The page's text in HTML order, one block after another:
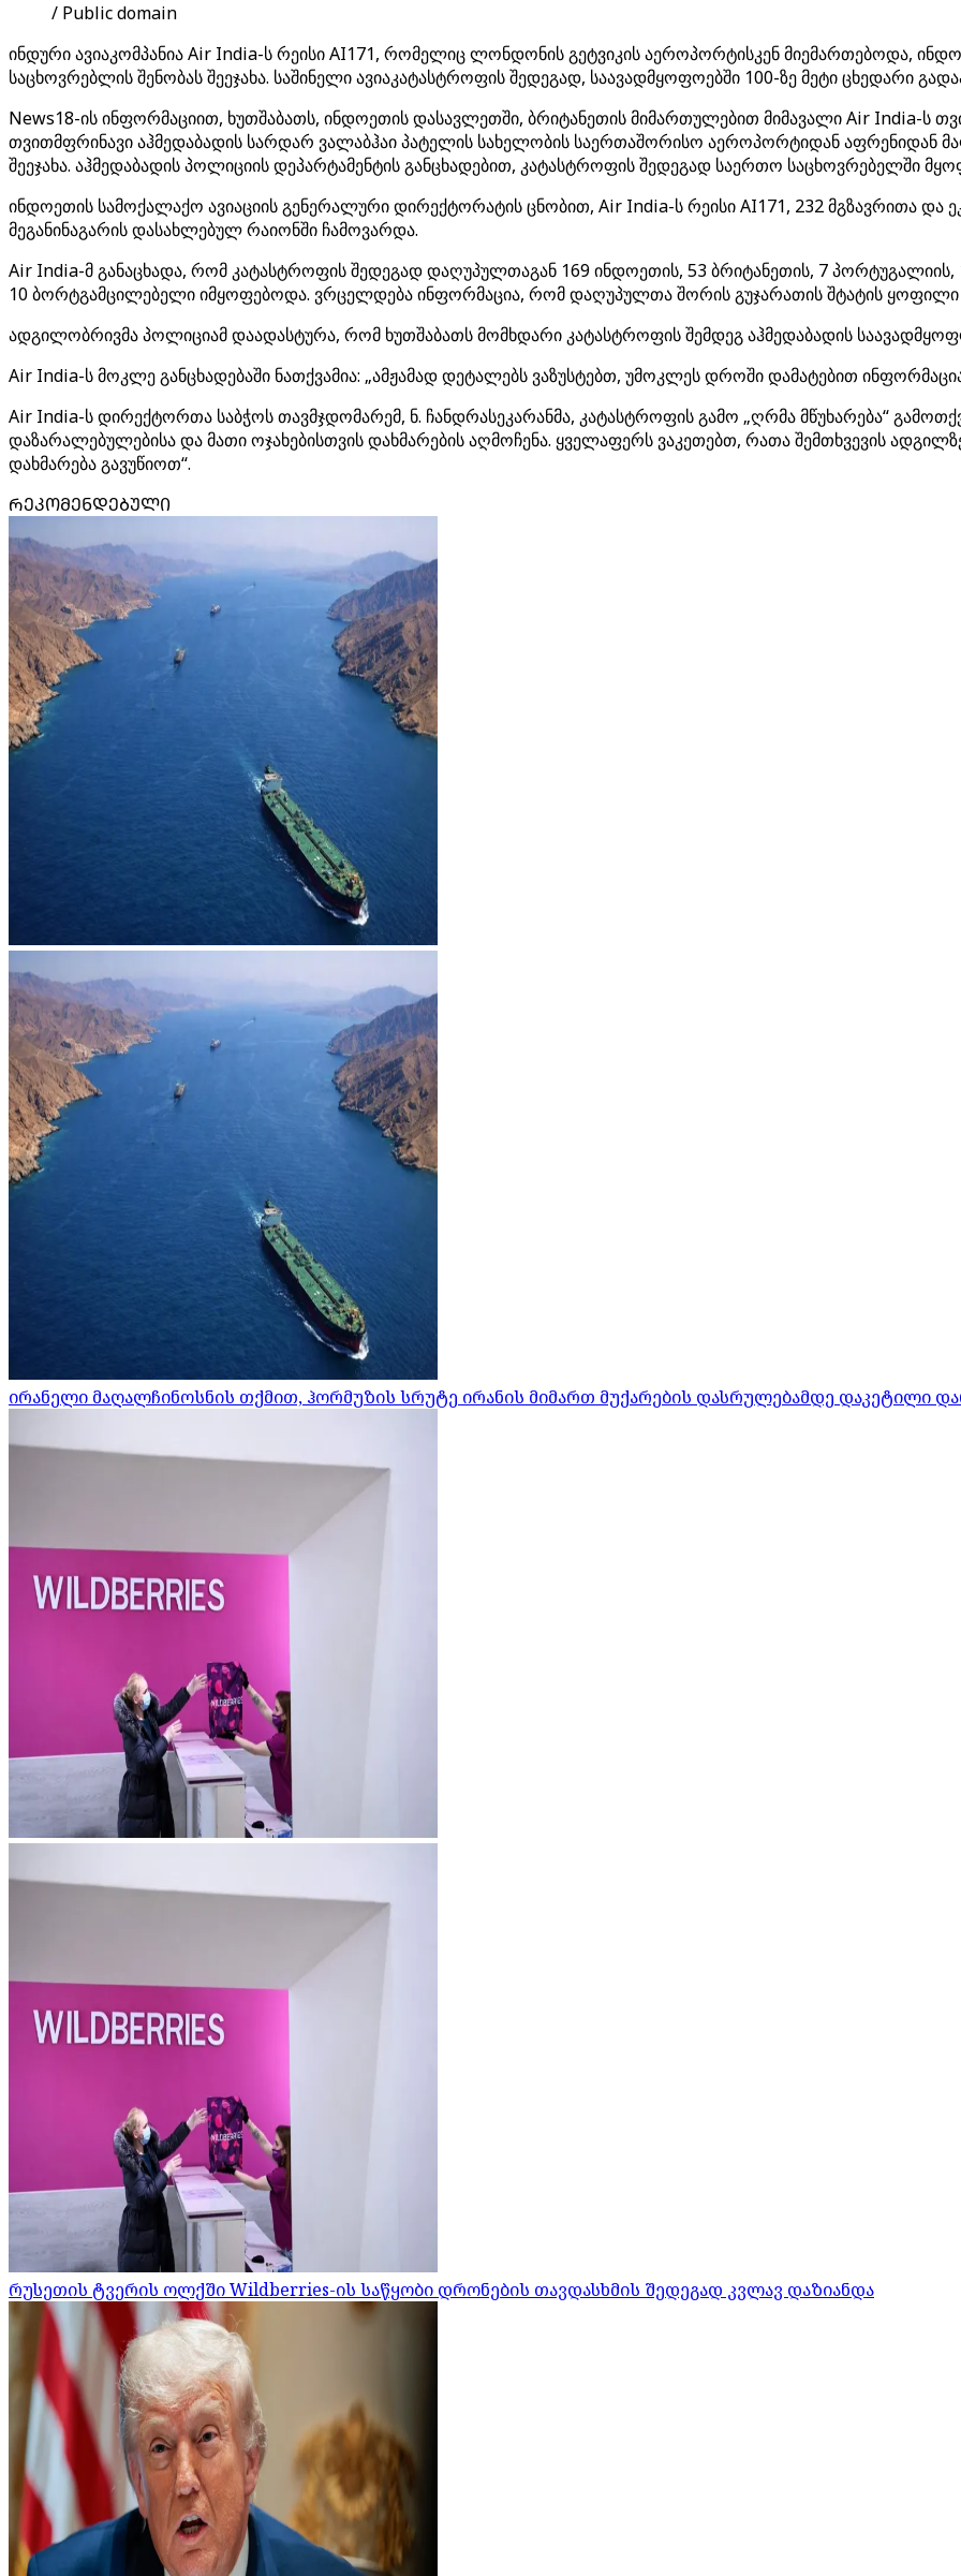
/ Public domain
ინდური ავიაკომპანია Air India-ს რეისი AI171, რომელიც ლონდონის გეტვიკის აეროპორტისკენ მიემართებოდა,
საცხოვრებლის შენობას შეეჯახა. საშინელი ავიაკატასტროფის შედეგად, საავადმყოფოებში 100-ზე მეტი ცხედარი
News18-ის ინფორმაციით, ხუთშაბათს, ინდოეთის დასავლეთში, ბრიტანეთის მიმართულებით მიმავალი Air India-ს
თვითმფრინავი აჰმედაბადის სარდარ ვალაბჰაი პატელის სახელობის საერთაშორისო აეროპორტიდან აფრენიდან
შეეჯახა. აჰმედაბადის პოლიციის დეპარტამენტის განცხადებით, კატასტროფის შედეგად საერთო საცხოვრებელში
ინდოეთის სამოქალაქო ავიაციის გენერალური დირექტორატის ცნობით, Air India-ს რეისი AI171, 232 მგზავრითა და
მეგანინაგარის დასახლებულ რაიონში ჩამოვარდა.
Air India-მ განაცხადა, რომ კატასტროფის შედეგად დაღუპულთაგან 169 ინდოეთის, 53 ბრიტანეთის, 7 პორტუგალიის,
10 ბორტგამცილებელი იმყოფებოდა. ვრცელდება ინფორმაცია, რომ დაღუპულთა შორის გუჯარათის შტატის ყოფილი
ადგილობრივმა პოლიციამ დაადასტურა, რომ ხუთშაბათს მომხდარი კატასტროფის შემდეგ აჰმედაბადის
Air India-ს მოკლე განცხადებაში ნათქვამია: „ამჟამად დეტალებს ვაზუსტებთ, უმოკლეს დროში დამატებით
Air India-ს დირექტორთა საბჭოს თავმჯდომარემ, ნ. ჩანდრასეკარანმა, კატასტროფის გამო „ღრმა მწუხარება“
დაზარალებულებისა და მათი ოჯახებისთვის დახმარების აღმოჩენა. ყველაფერს ვაკეთებთ, რათა შემთხვევის
დახმარება გავუწიოთ“.
ᲠᲔᲙᲝᲛᲔᲜᲓᲔᲑᲣᲚᲘ
ირანელი მაღალჩინოსნის თქმით, ჰორმუზის სრუტე ირანის მიმართ მუქარების დასრულებამდე დაკეტილი
რუსეთის ტვერის ოლქში Wildberries-ის საწყობი დრონების თავდასხმის შედეგად კვლავ დაზიანდა